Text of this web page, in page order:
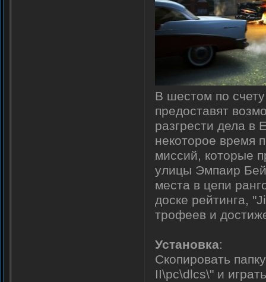
В шестом по
предоставят
разгрести дела в
некоторое время
миссий, которые
улицы Эмпаир Бей
места в цепи
доске рейтинга,
трофеев и
Установка:
Скопировать
II\pc\dlcs\" и